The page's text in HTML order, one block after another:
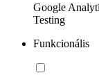
Google
Testing
Funkcionális